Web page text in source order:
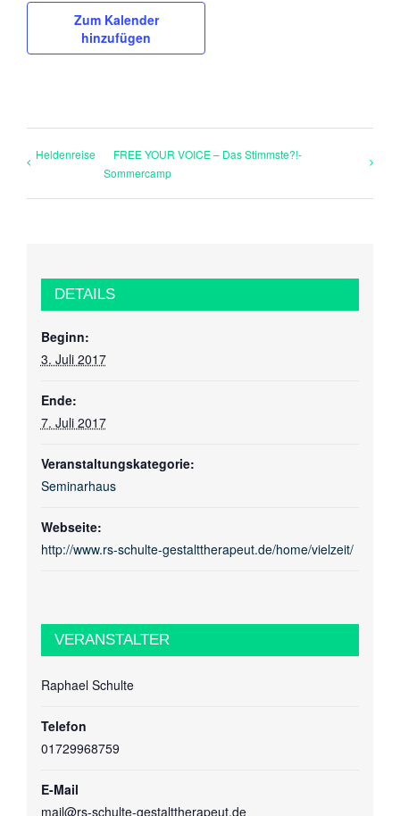
Zum Kalender
hinzufügen
Heldenreise
FREE YOUR VOICE – Das Stimmste?!-
Sommercamp
DETAILS
Beginn:
3. Juli 2017
Ende:
7. Juli 2017
Veranstaltungskategorie:
Seminarhaus
Webseite:
http://www.rs-schulte-gestalttherapeut.de/home/vielzeit/
VERANSTALTER
Raphael Schulte
Telefon
01729968759
E-Mail
mail@rs-schulte-gestalttherapeut.de